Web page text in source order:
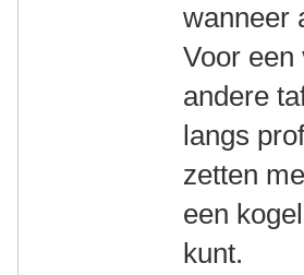
wanneer
Voor
andere
langs
zetten
een
kunt.